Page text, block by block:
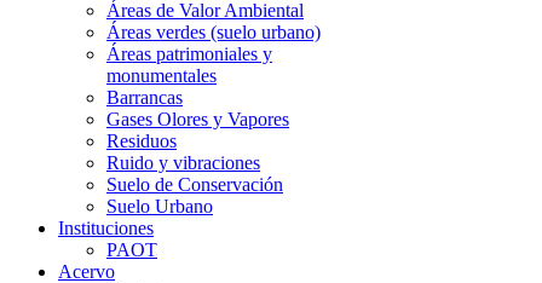
Áreas de Valor Ambiental
Áreas verdes (suelo urbano)
Áreas patrimoniales y
monumentales
Barrancas
Gases Olores y Vapores
Residuos
Ruido y vibraciones
Suelo de Conservación
Suelo Urbano
Instituciones
PAOT
Acervo